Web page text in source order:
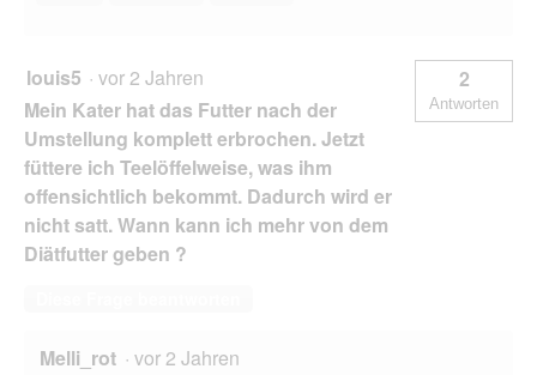
louis5 · vor 2 Jahren
Mein Kater hat das Futter nach der
Umstellung komplett erbrochen. Jetzt
füttere ich Teelöffelweise, was ihm
offensichtlich bekommt. Dadurch wird er
nicht satt. Wann kann ich mehr von dem
Diätfutter geben ?
2
Antworten
Melli_rot · vor 2 Jahren